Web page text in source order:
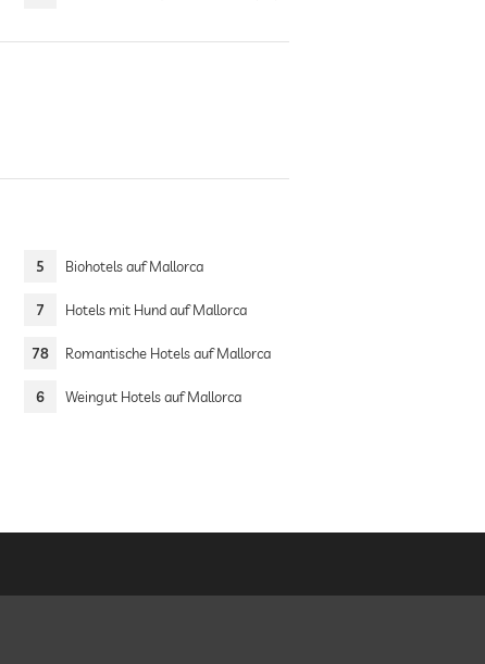
5 Biohotels auf Mallorca
7 Hotels mit Hund auf Mallorca
78 Romantische Hotels auf Mallorca
6 Weingut Hotels auf Mallorca